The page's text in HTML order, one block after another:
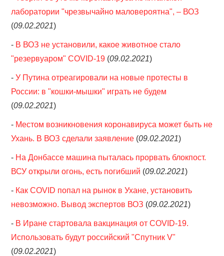
лаборатории "чрезвычайно маловероятна", – ВОЗ
(09.02.2021)
- В ВОЗ не установили, какое животное стало
"резервуаром" COVID-19 (09.02.2021)
-У Путина отреагировали на новые протесты в
России: в "кошки-мышки" играть не будем
(09.02.2021)
- Местом возникновения коронавируса может быть не
Ухань. В ВОЗ сделали заявление (09.02.2021)
- На Донбассе машина пыталась прорвать блокпост.
ВСУ открыли огонь, есть погибший (09.02.2021)
- Как COVID попал на рынок в Ухане, установить
невозможно. Вывод экспертов ВОЗ (09.02.2021)
- В Иране стартовала вакцинация от COVID-19.
Использовать будут российский "Спутник V"
(09.02.2021)